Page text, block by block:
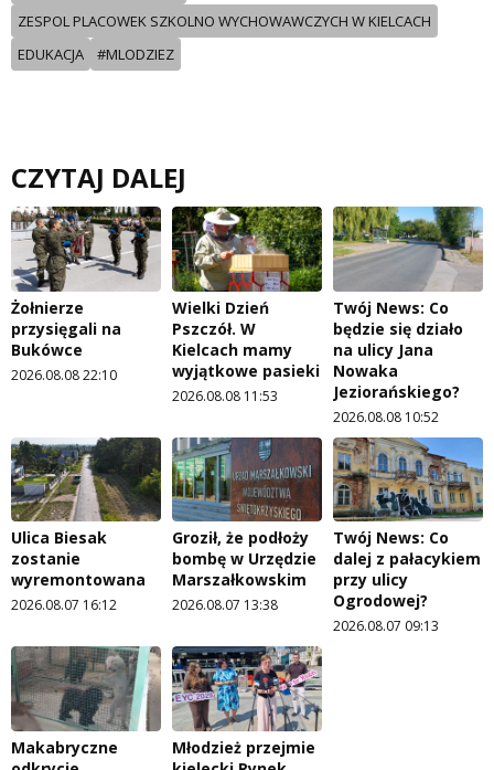
ZESPOL PLACOWEK SZKOLNO WYCHOWAWCZYCH W KIELCACH
EDUKACJA
#MLODZIEZ
CZYTAJ DALEJ
Żołnierze
przysięgali na
Bukówce
2026.08.08 22:10
Wielki Dzień
Pszczół. W
Kielcach mamy
wyjątkowe pasieki
2026.08.08 11:53
Twój News: Co
będzie się działo
na ulicy Jana
Nowaka
Jeziorańskiego?
2026.08.08 10:52
Ulica Biesak
zostanie
wyremontowana
2026.08.07 16:12
Groził, że podłoży
bombę w Urzędzie
Marszałkowskim
2026.08.07 13:38
Twój News: Co
dalej z pałacykiem
przy ulicy
Ogrodowej?
2026.08.07 09:13
Makabryczne
Młodzież przejmie